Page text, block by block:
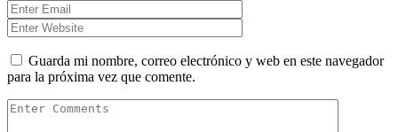
Guarda mi nombre, correo electrónico y web en este navegador
para la próxima vez que comente.